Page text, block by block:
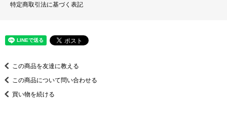
特定商取引法に基づく表記
この商品を友達に教える
この商品について問い合わせる
買い物を続ける